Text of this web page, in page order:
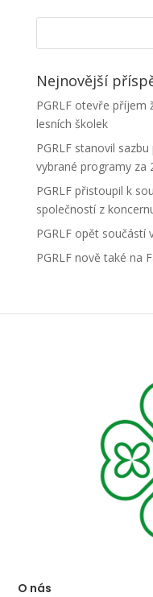
Nejnovější
PGRLF otevře
lesních školek
PGRLF stanovil
vybrané programy za
PGRLF přistoupil k
společností z
PGRLF opět součástí
PGRLF nově také na
O nás